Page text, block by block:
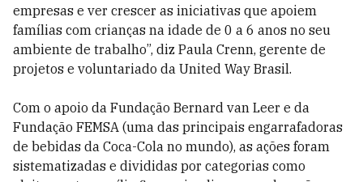
empresas e ver crescer as iniciativas que apoiem
famílias com crianças na idade de 0 a 6 anos no seu
ambiente de trabalho”, diz Paula Crenn, gerente de
projetos e voluntariado da United Way Brasil.
Com o apoio da Fundação Bernard van Leer e da
Fundação FEMSA (uma das principais engarrafadoras
de bebidas da Coca-Cola no mundo), as ações foram
sistematizadas e divididas por categorias como